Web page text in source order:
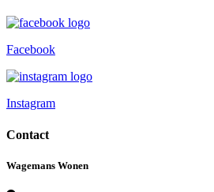
Facebook
Instagram
Contact
Wagemans Wonen